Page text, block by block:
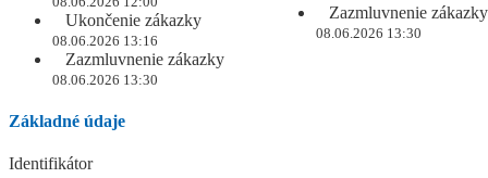
Zazmluvnenie zákazky
08.06.2026 13:30
Ukončenie zákazky
08.06.2026 13:16
Zazmluvnenie zákazky
08.06.2026 13:30
Základné údaje
Identifikátor